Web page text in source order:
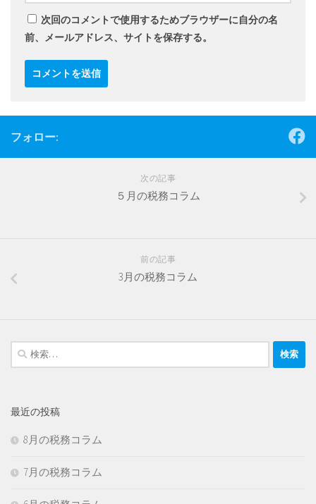
次回のコメントで使用するためブラウザーに自分の名
前、メールアドレス、サイトを保存する。
フォロー:
次の記事
５月の税務コラム
前の記事
3月の税務コラム
検
索:
最近の投稿
8月の税務コラム
7月の税務コラム